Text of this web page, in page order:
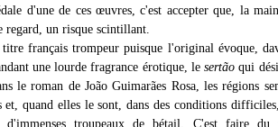
d'une de ces œuvres, c'est accepter que, la
un risque scintillant.
français trompeur puisque l'original évoque,
une lourde fragrance érotique, lesertão qui
le roman de João Guimarães Rosa, les régions
et, quand elles le sont, dans des conditions
d'immenses troupeaux de bétail. C'est faire du